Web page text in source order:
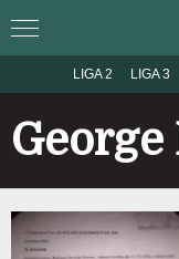
LIGA 2 LIGA 3